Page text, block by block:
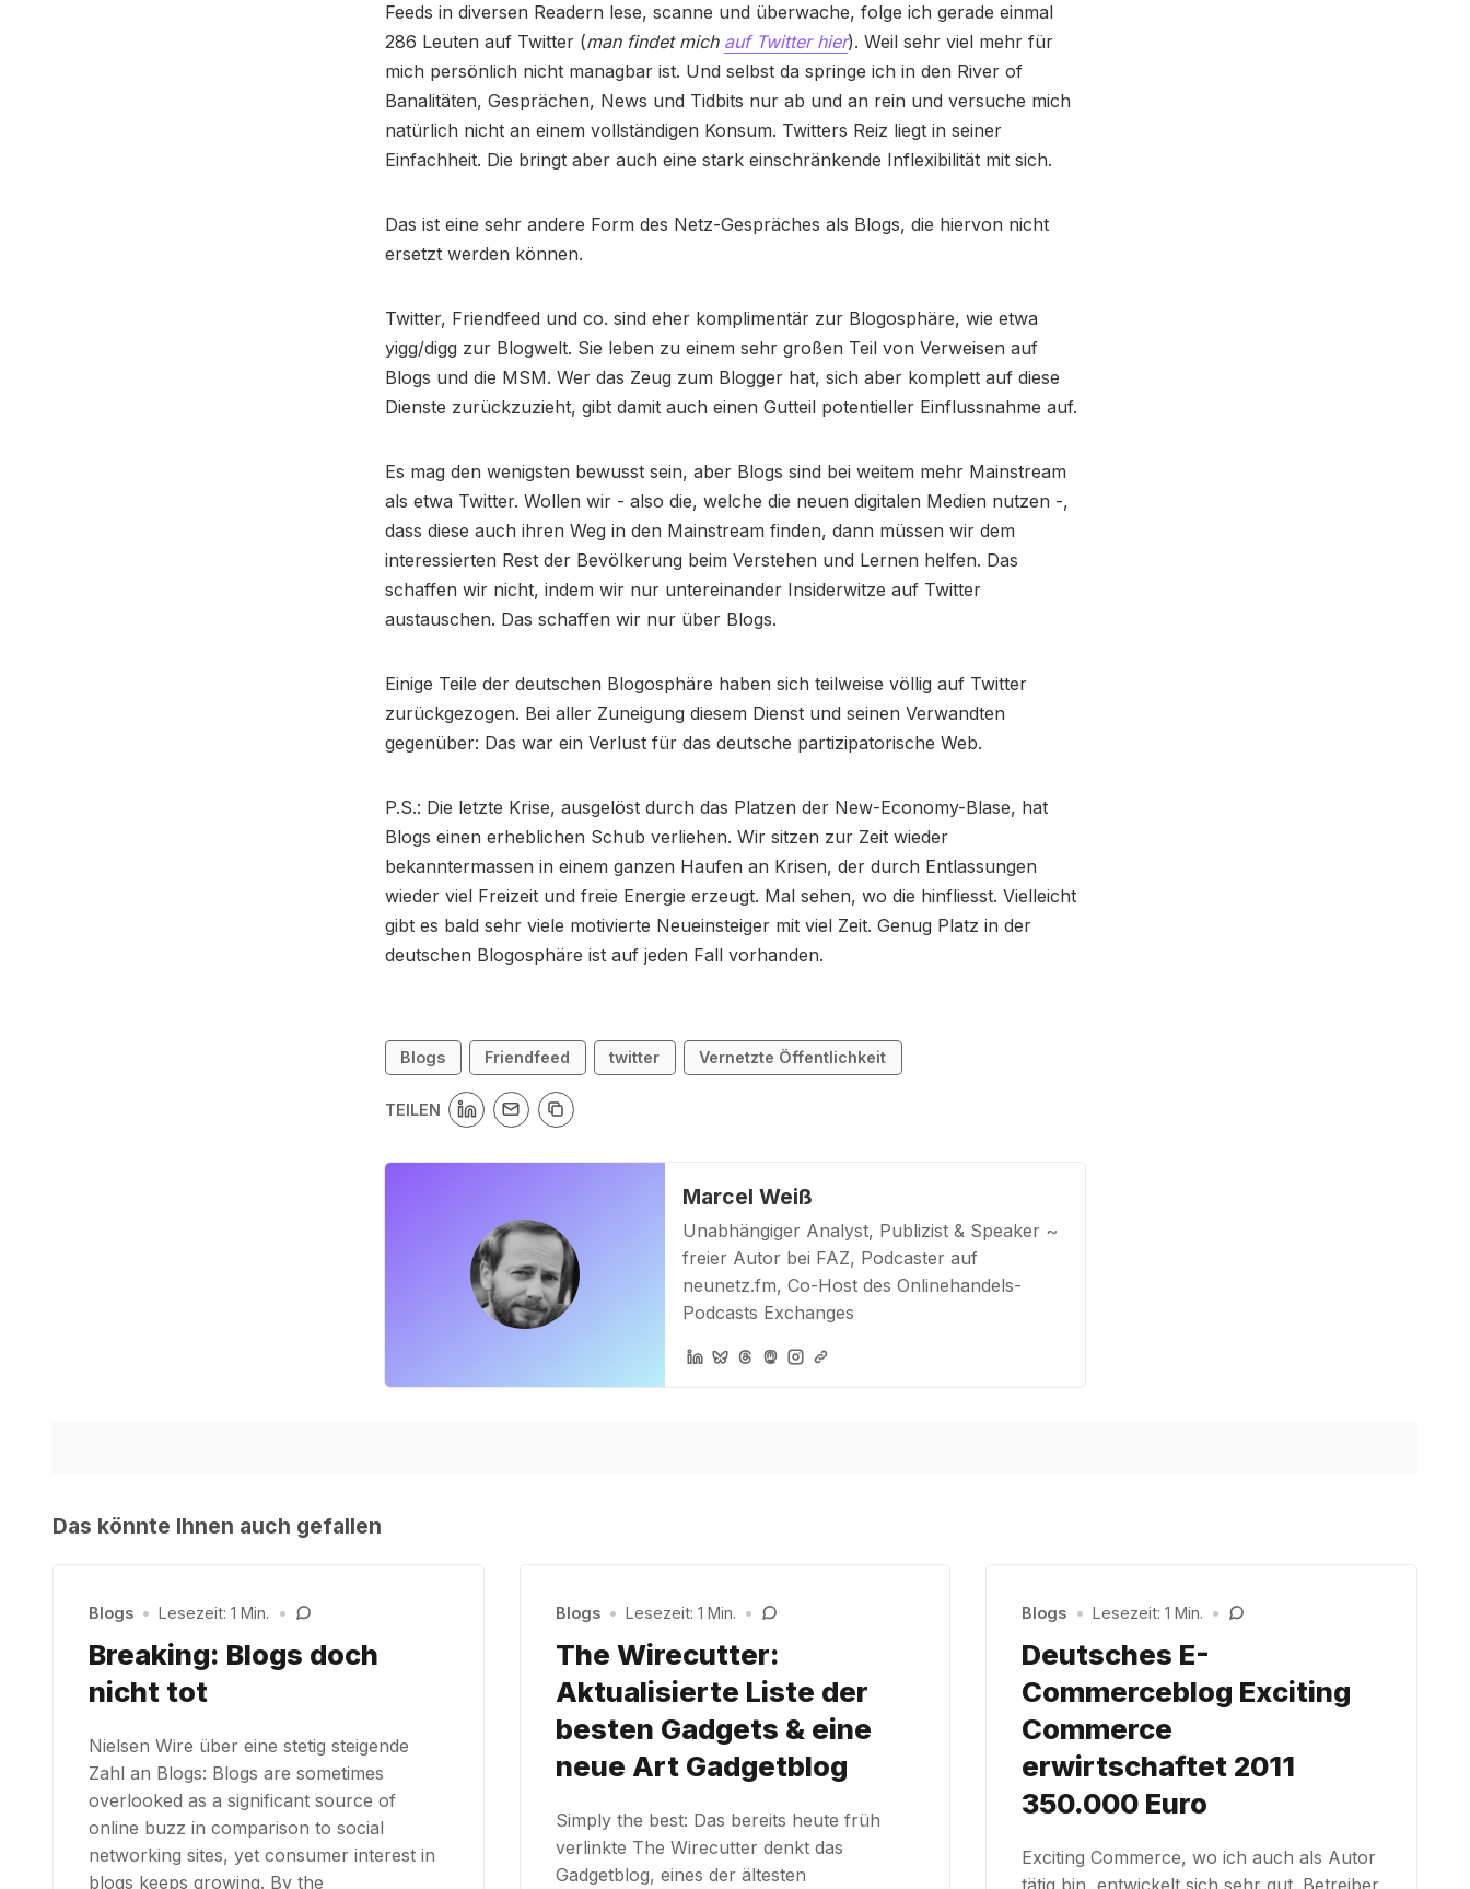
Feeds in diversen Readern lese, scanne und überwache, folge ich gerade einmal
286 Leuten auf Twitter (man findet mich auf Twitter hier). Weil sehr viel mehr für
mich persönlich nicht managbar ist. Und selbst da springe ich in den River of
Banalitäten, Gesprächen, News und Tidbits nur ab und an rein und versuche mich
natürlich nicht an einem vollständigen Konsum. Twitters Reiz liegt in seiner
Einfachheit. Die bringt aber auch eine stark einschränkende Inflexibilität mit sich.
Das ist eine sehr andere Form des Netz-Gespräches als Blogs, die hiervon nicht
ersetzt werden können.
Twitter, Friendfeed und co. sind eher komplimentär zur Blogosphäre, wie etwa
yigg/digg zur Blogwelt. Sie leben zu einem sehr großen Teil von Verweisen auf
Blogs und die MSM. Wer das Zeug zum Blogger hat, sich aber komplett auf diese
Dienste zurückzuzieht, gibt damit auch einen Gutteil potentieller Einflussnahme auf.
Es mag den wenigsten bewusst sein, aber Blogs sind bei weitem mehr Mainstream
als etwa Twitter. Wollen wir - also die, welche die neuen digitalen Medien nutzen -,
dass diese auch ihren Weg in den Mainstream finden, dann müssen wir dem
interessierten Rest der Bevölkerung beim Verstehen und Lernen helfen. Das
schaffen wir nicht, indem wir nur untereinander Insiderwitze auf Twitter
austauschen. Das schaffen wir nur über Blogs.
Einige Teile der deutschen Blogosphäre haben sich teilweise völlig auf Twitter
zurückgezogen. Bei aller Zuneigung diesem Dienst und seinen Verwandten
gegenüber: Das war ein Verlust für das deutsche partizipatorische Web.
P.S.: Die letzte Krise, ausgelöst durch das Platzen der New-Economy-Blase, hat
Blogs einen erheblichen Schub verliehen. Wir sitzen zur Zeit wieder
bekanntermassen in einem ganzen Haufen an Krisen, der durch Entlassungen
wieder viel Freizeit und freie Energie erzeugt. Mal sehen, wo die hinfliesst. Vielleicht
gibt es bald sehr viele motivierte Neueinsteiger mit viel Zeit. Genug Platz in der
deutschen Blogosphäre ist auf jeden Fall vorhanden.
Blogs Friendfeed twitter Vernetzte Öffentlichkeit
TEILEN
Marcel Weiß
Unabhängiger Analyst, Publizist & Speaker ~
freier Autor bei FAZ, Podcaster auf
neunetz.fm, Co-Host des Onlinehandels-
Podcasts Exchanges
Das könnte Ihnen auch gefallen
Blogs • Lesezeit: 1 Min. •
Breaking: Blogs doch
nicht tot
Nielsen Wire über eine stetig steigende
Zahl an Blogs: Blogs are sometimes
overlooked as a significant source of
online buzz in comparison to social
networking sites, yet consumer interest in
blogs keeps growing. By the
Blogs • Lesezeit: 1 Min. •
The Wirecutter:
Aktualisierte Liste der
besten Gadgets & eine
neue Art Gadgetblog
Simply the best: Das bereits heute früh
verlinkte The Wirecutter denkt das
Gadgetblog, eines der ältesten
Blogs • Lesezeit: 1 Min. •
Deutsches E-
Commerceblog Exciting
Commerce
erwirtschaftet 2011
350.000 Euro
Exciting Commerce, wo ich auch als Autor
tätig bin, entwickelt sich sehr gut. Betreiber